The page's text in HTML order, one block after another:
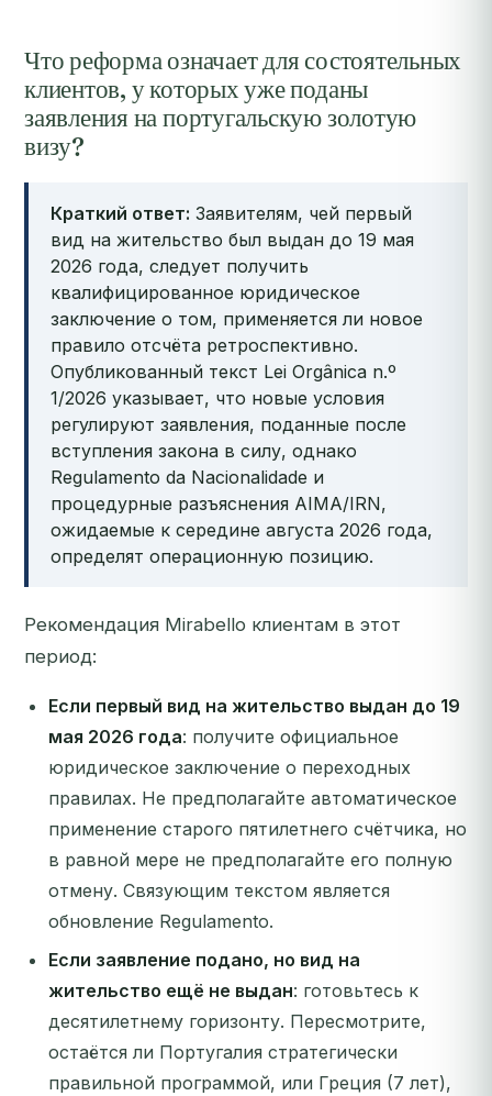
Что реформа означает для состоятельных
клиентов, у которых уже поданы
заявления на португальскую золотую
визу?
Краткий ответ: Заявителям, чей первый
вид на жительство был выдан до 19 мая
2026 года, следует получить
квалифицированное юридическое
заключение о том, применяется ли новое
правило отсчёта ретроспективно.
Опубликованный текст Lei Orgânica n.º
1/2026 указывает, что новые условия
регулируют заявления, поданные после
вступления закона в силу, однако
Regulamento da Nacionalidade и
процедурные разъяснения AIMA/IRN,
ожидаемые к середине августа 2026 года,
определят операционную позицию.
Рекомендация Mirabello клиентам в этот
период:
Если первый вид на жительство выдан до 19
мая 2026 года: получите официальное
юридическое заключение о переходных
правилах. Не предполагайте автоматическое
применение старого пятилетнего счётчика, но
в равной мере не предполагайте его полную
отмену. Связующим текстом является
обновление Regulamento.
Если заявление подано, но вид на
жительство ещё не выдан: готовьтесь к
десятилетнему горизонту. Пересмотрите,
остаётся ли Португалия стратегически
правильной программой, или Греция (7 лет),